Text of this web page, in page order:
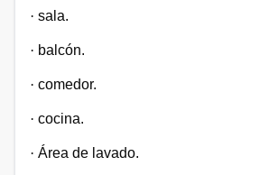
· sala.
· balcón.
· comedor.
· cocina.
· Área de lavado.